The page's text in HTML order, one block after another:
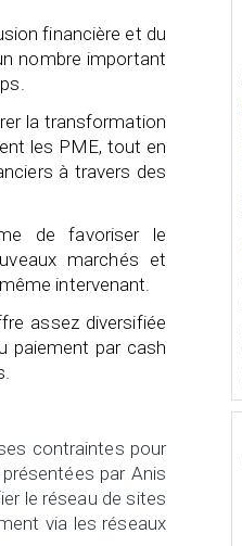
financière et du
nombre important
la transformation
les PME, tout en
à travers des
de favoriser le
marchés et
intervenant.
assez diversifiée
paiement par cash
contraintes pour
par Anis
le réseau de sites
via les réseaux